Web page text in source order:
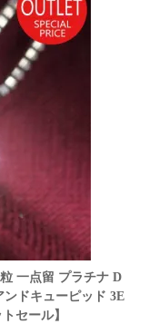
一点留 プラチナ D
ドキューピッド 3E
セール】